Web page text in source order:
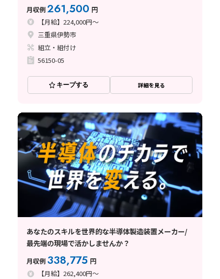
月収例261,500 円
【月給】224,000円～
三重県伊勢市
組立・組付け
56150-05
キープする 詳細を見る
あなたのスキルを世界的な半導体製造装置メーカー/
最先端の現場で活かしませんか？
月収例 338,775 円
【月給】262,400円～